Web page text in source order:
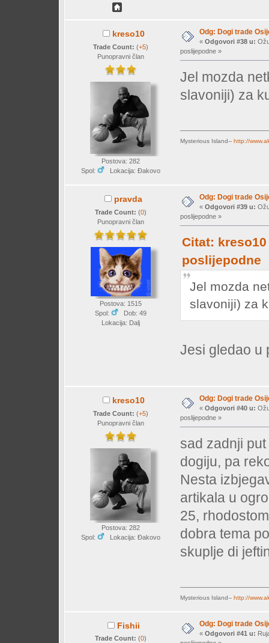
kreso10
Trade Count: (+5)
Punopravni član
Postova: 282
Spol:
Lokacija: Đakovo
Odg: Dogi trade
« Odgovori #38 u:
poslijepodne »
Jel mozda
slavoniji) za
Mysterious Island-- http://
pravda
Trade Count: (0)
Punopravni član
Postova: 1515
Spol:
Dob: 49
Lokacija: Dalj
Odg: Dogi trade
« Odgovori #39 u:
poslijepodne »
Citat: kreso10
poslijepodne
Jel mozda
slavoniji) za
Jesi gledao u
kreso10
Trade Count: (+5)
Punopravni član
Postova: 282
Spol:
Lokacija: Đakovo
Odg: Dogi trade
« Odgovori #40 u:
poslijepodne »
sad zadnji
dogiju, pa
Nesta
artikala u
25,
dobra tema
skuplje di
Mysterious Island-- http://
Fishii
Trade Count: (0)
Odg: Dogi trade
« Odgovori #41 u: